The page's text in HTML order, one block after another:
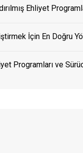
Ehliyet
İçin En Doğru
Programları ve